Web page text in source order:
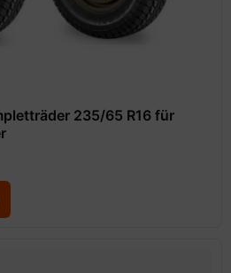
235/65 R16 für